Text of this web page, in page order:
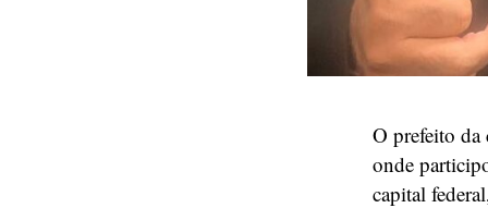
O prefeito da
onde
capital